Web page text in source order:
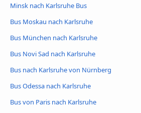
Minsk nach Karlsruhe Bus
Bus Moskau nach Karlsruhe
Bus München nach Karlsruhe
Bus Novi Sad nach Karlsruhe
Bus nach Karlsruhe von Nürnberg
Bus Odessa nach Karlsruhe
Bus von Paris nach Karlsruhe